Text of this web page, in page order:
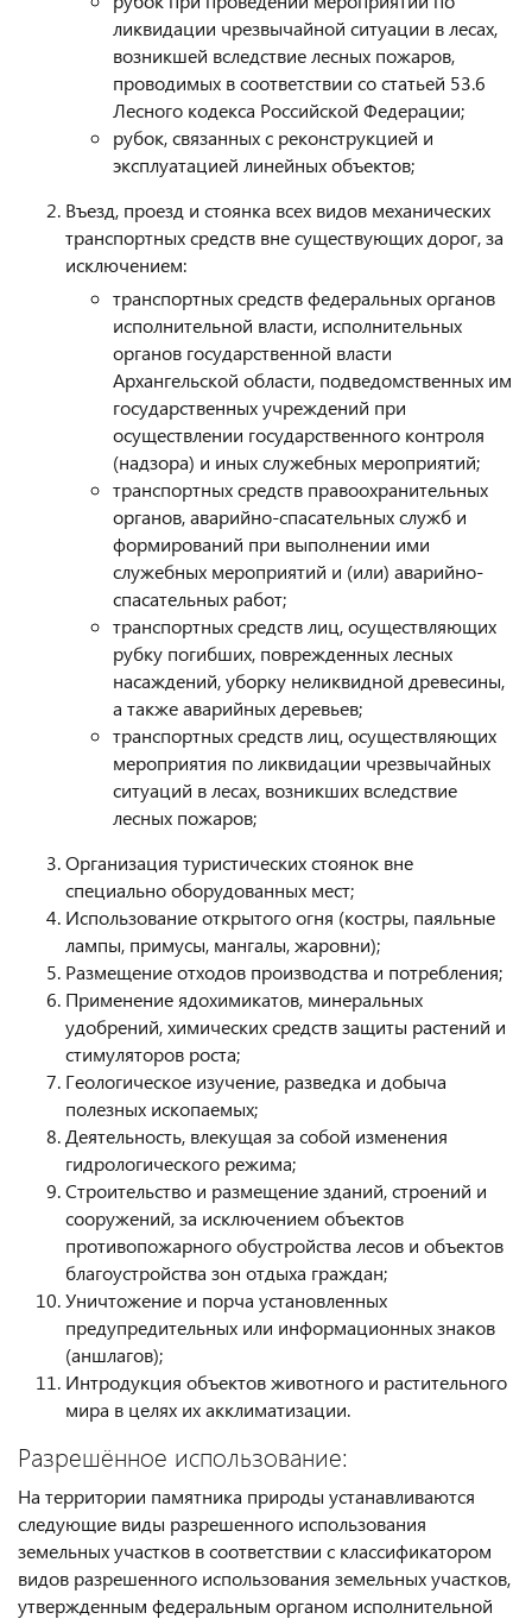
ликвидации чрезвычайной ситуации в лесах,
возникшей вследствие лесных пожаров,
проводимых в соответствии со статьей 53.6
Лесного кодекса Российской Федерации;
рубок, связанных с реконструкцией и
эксплуатацией линейных объектов;
Въезд, проезд и стоянка всех видов механических
транспортных средств вне существующих дорог, за
исключением:
транспортных средств федеральных органов
исполнительной власти, исполнительных
органов государственной власти
Архангельской области, подведомственных им
государственных учреждений при
осуществлении государственного контроля
(надзора) и иных служебных мероприятий;
транспортных средств правоохранительных
органов, аварийно-спасательных служб и
формирований при выполнении ими
служебных мероприятий и (или) аварийно-
спасательных работ;
транспортных средств лиц, осуществляющих
рубку погибших, поврежденных лесных
насаждений, уборку неликвидной древесины,
а также аварийных деревьев;
транспортных средств лиц, осуществляющих
мероприятия по ликвидации чрезвычайных
ситуаций в лесах, возникших вследствие
лесных пожаров;
Организация туристических стоянок вне
специально оборудованных мест;
Использование открытого огня (костры, паяльные
лампы, примусы, мангалы, жаровни);
Размещение отходов производства и потребления;
Применение ядохимикатов, минеральных
удобрений, химических средств защиты растений и
стимуляторов роста;
Геологическое изучение, разведка и добыча
полезных ископаемых;
Деятельность, влекущая за собой изменения
гидрологического режима;
Строительство и размещение зданий, строений и
сооружений, за исключением объектов
противопожарного обустройства лесов и объектов
благоустройства зон отдыха граждан;
Уничтожение и порча установленных
предупредительных или информационных знаков
(аншлагов);
Интродукция объектов животного и растительного
мира в целях их акклиматизации.
Разрешённое использование:
На территории памятника природы устанавливаются
следующие виды разрешенного использования
земельных участков в соответствии с классификатором
видов разрешенного использования земельных участков,
утвержденным федеральным органом исполнительной